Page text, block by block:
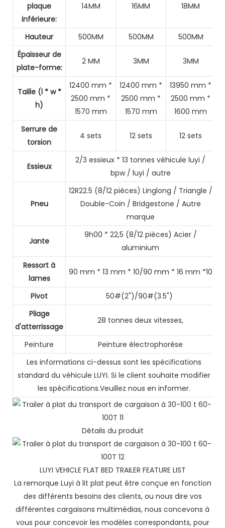
plaque
inférieure:
14MM 16MM 18MM
Hauteur 500MM 500MM
500MM
Épaisseur de
plate-forme:
2 MM 3MM 3MM
Taille (l * w *
h)
12400 mm *
2500 mm *
1570 mm
12400 mm *
2500 mm *
1570 mm
13950 mm *
2500 mm *
1600 mm
Serrure de
torsion
4 sets 12 sets 12 sets
Essieux
2/3 essieux * 13 tonnes véhicule luyi /
bpw / luyi / autre
Pneu
12R22.5 (8/12 pièces) Linglong / Triangle /
Double-Coin / Bridgestone / Autre
marque
Jante
9h00 * 22,5 (8/12 pièces) Acier /
aluminium
Ressort à
lames
90 mm * 13 mm * 10/90 mm * 16 mm *10
Pivot
50#(2")/90#(3.5")
Pliage
d'atterrissage
28 tonnes deux vitesses,
Peinture
Peinture électrophorèse
Les informations ci-dessus sont les spécifications
standard du véhicule LUYI. Si le client souhaite modifier
les spécifications.Veuillez nous en informer.
Détails du produit
LUYI VEHICLE FLAT BED TRAILER FEATURE LIST
La remorque Luyi à lit plat peut être conçue en fonction
des différents besoins des clients, ou nous dire vos
différentes cargaisons multimédias, nous concevons à
vous pour concevoir les modèles correspondants, pour